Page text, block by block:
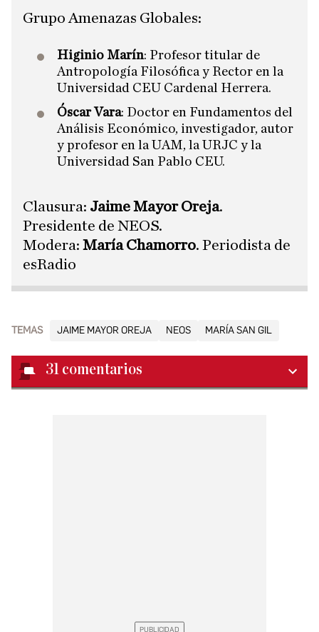
Grupo Amenazas Globales:
Higinio Marín: Profesor titular de
Antropología Filosófica y Rector en la
Universidad CEU Cardenal Herrera.
Óscar Vara: Doctor en Fundamentos del
Análisis Económico, investigador, autor
y profesor en la UAM, la URJC y la
Universidad San Pablo CEU.
Clausura: Jaime Mayor Oreja.
Presidente de NEOS.
​Modera: María Chamorro. Periodista de
esRadio
TEMAS JAIME MAYOR OREJA NEOS MARÍA SAN GIL
31 comentarios